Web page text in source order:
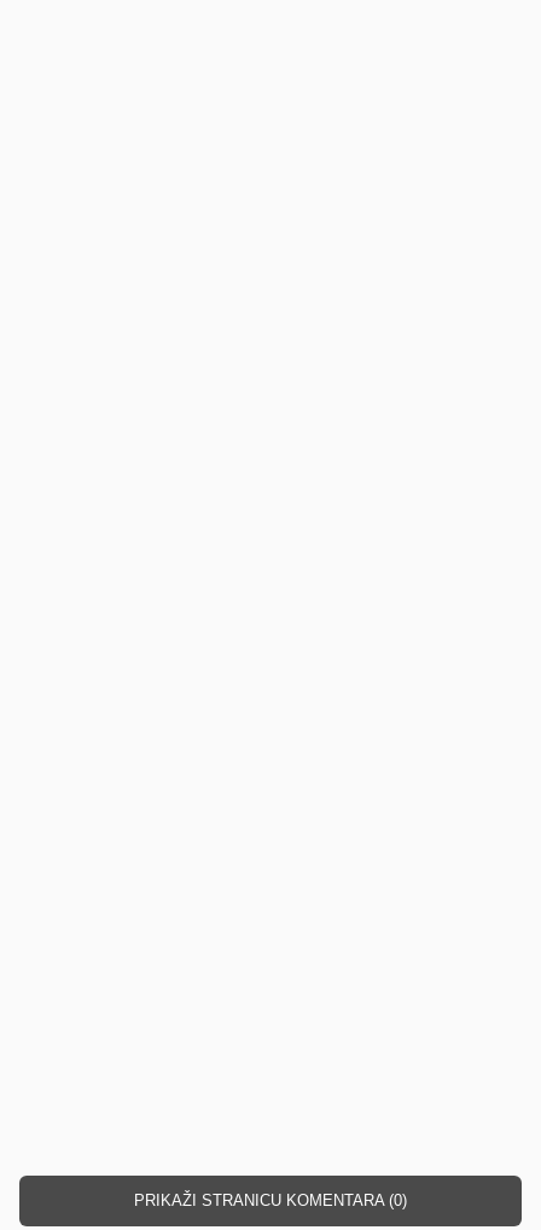
PRIKAŽI STRANICU KOMENTARA (0)